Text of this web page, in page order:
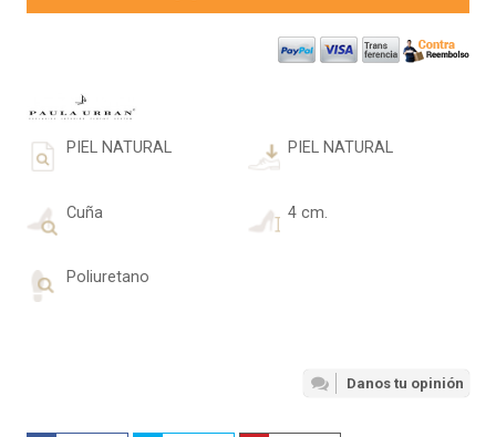
PIEL NATURAL PIEL NATURAL
Cuña 4 cm.
Poliuretano
Danos tu opinión